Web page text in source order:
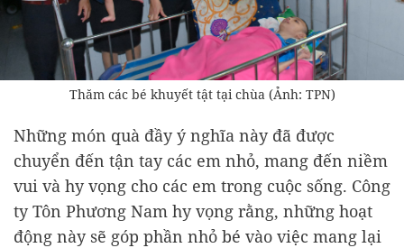
Thăm các bé khuyết tật tại chùa (Ảnh: TPN)
Những món quà đầy ý nghĩa này đã được
chuyển đến tận tay các em nhỏ, mang đến niềm
vui và hy vọng cho các em trong cuộc sống. Công
ty Tôn Phương Nam hy vọng rằng, những hoạt
động này sẽ góp phần nhỏ bé vào việc mang lại